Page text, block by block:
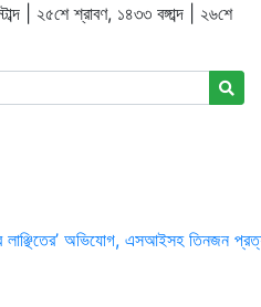
| ২৫শে শ্রাবণ, ১৪৩৩ বঙ্গাব্দ | ২৬শে
লাঞ্ছিতের’ অভিযোগ, এসআইসহ তিনজন